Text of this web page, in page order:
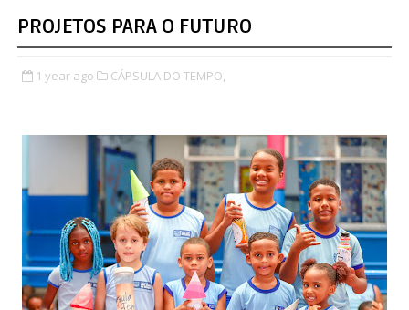
PROJETOS PARA O FUTURO
1 year ago CÁPSULA DO TEMPO,